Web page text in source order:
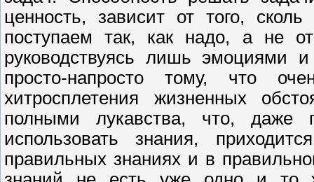
ценность, зависит от того,
поступаем так, как надо, а не
руководствуясь лишь эмоциями
просто-напросто тому, что
хитросплетения жизненных
полными лукавства, что, даже
использовать знания,
правильных знаниях и в